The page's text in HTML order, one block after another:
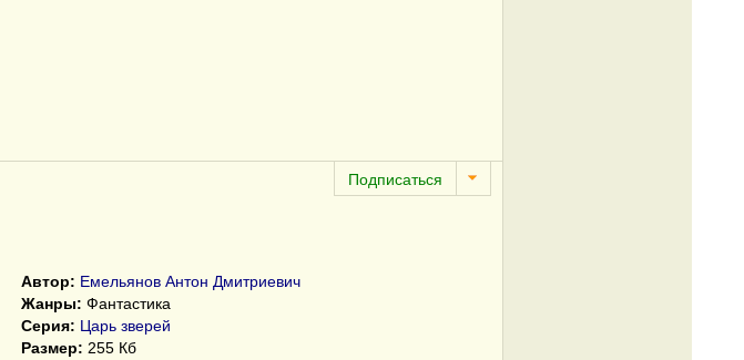
Автор: Емельянов Антон Дмитриевич
Жанры: Фантастика
Серия: Царь зверей
Размер: 255 Кб